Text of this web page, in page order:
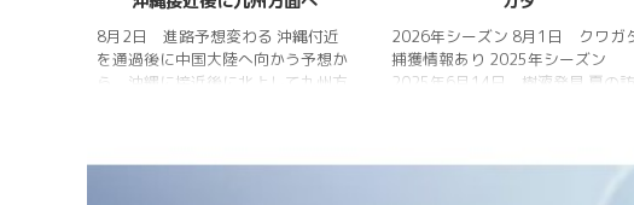
8月2日 進路予想変わる 沖縄付近
を通過後に中国大陸へ向かう予想か
ら、沖縄に接近後に北上して九州方
2026年シーズン 8月1日 クワガ
捕獲情報あり 2025年シーズン
2025年6月14日 樹液発見 夏の訪
シ・クワガタの確認情報はかなり減